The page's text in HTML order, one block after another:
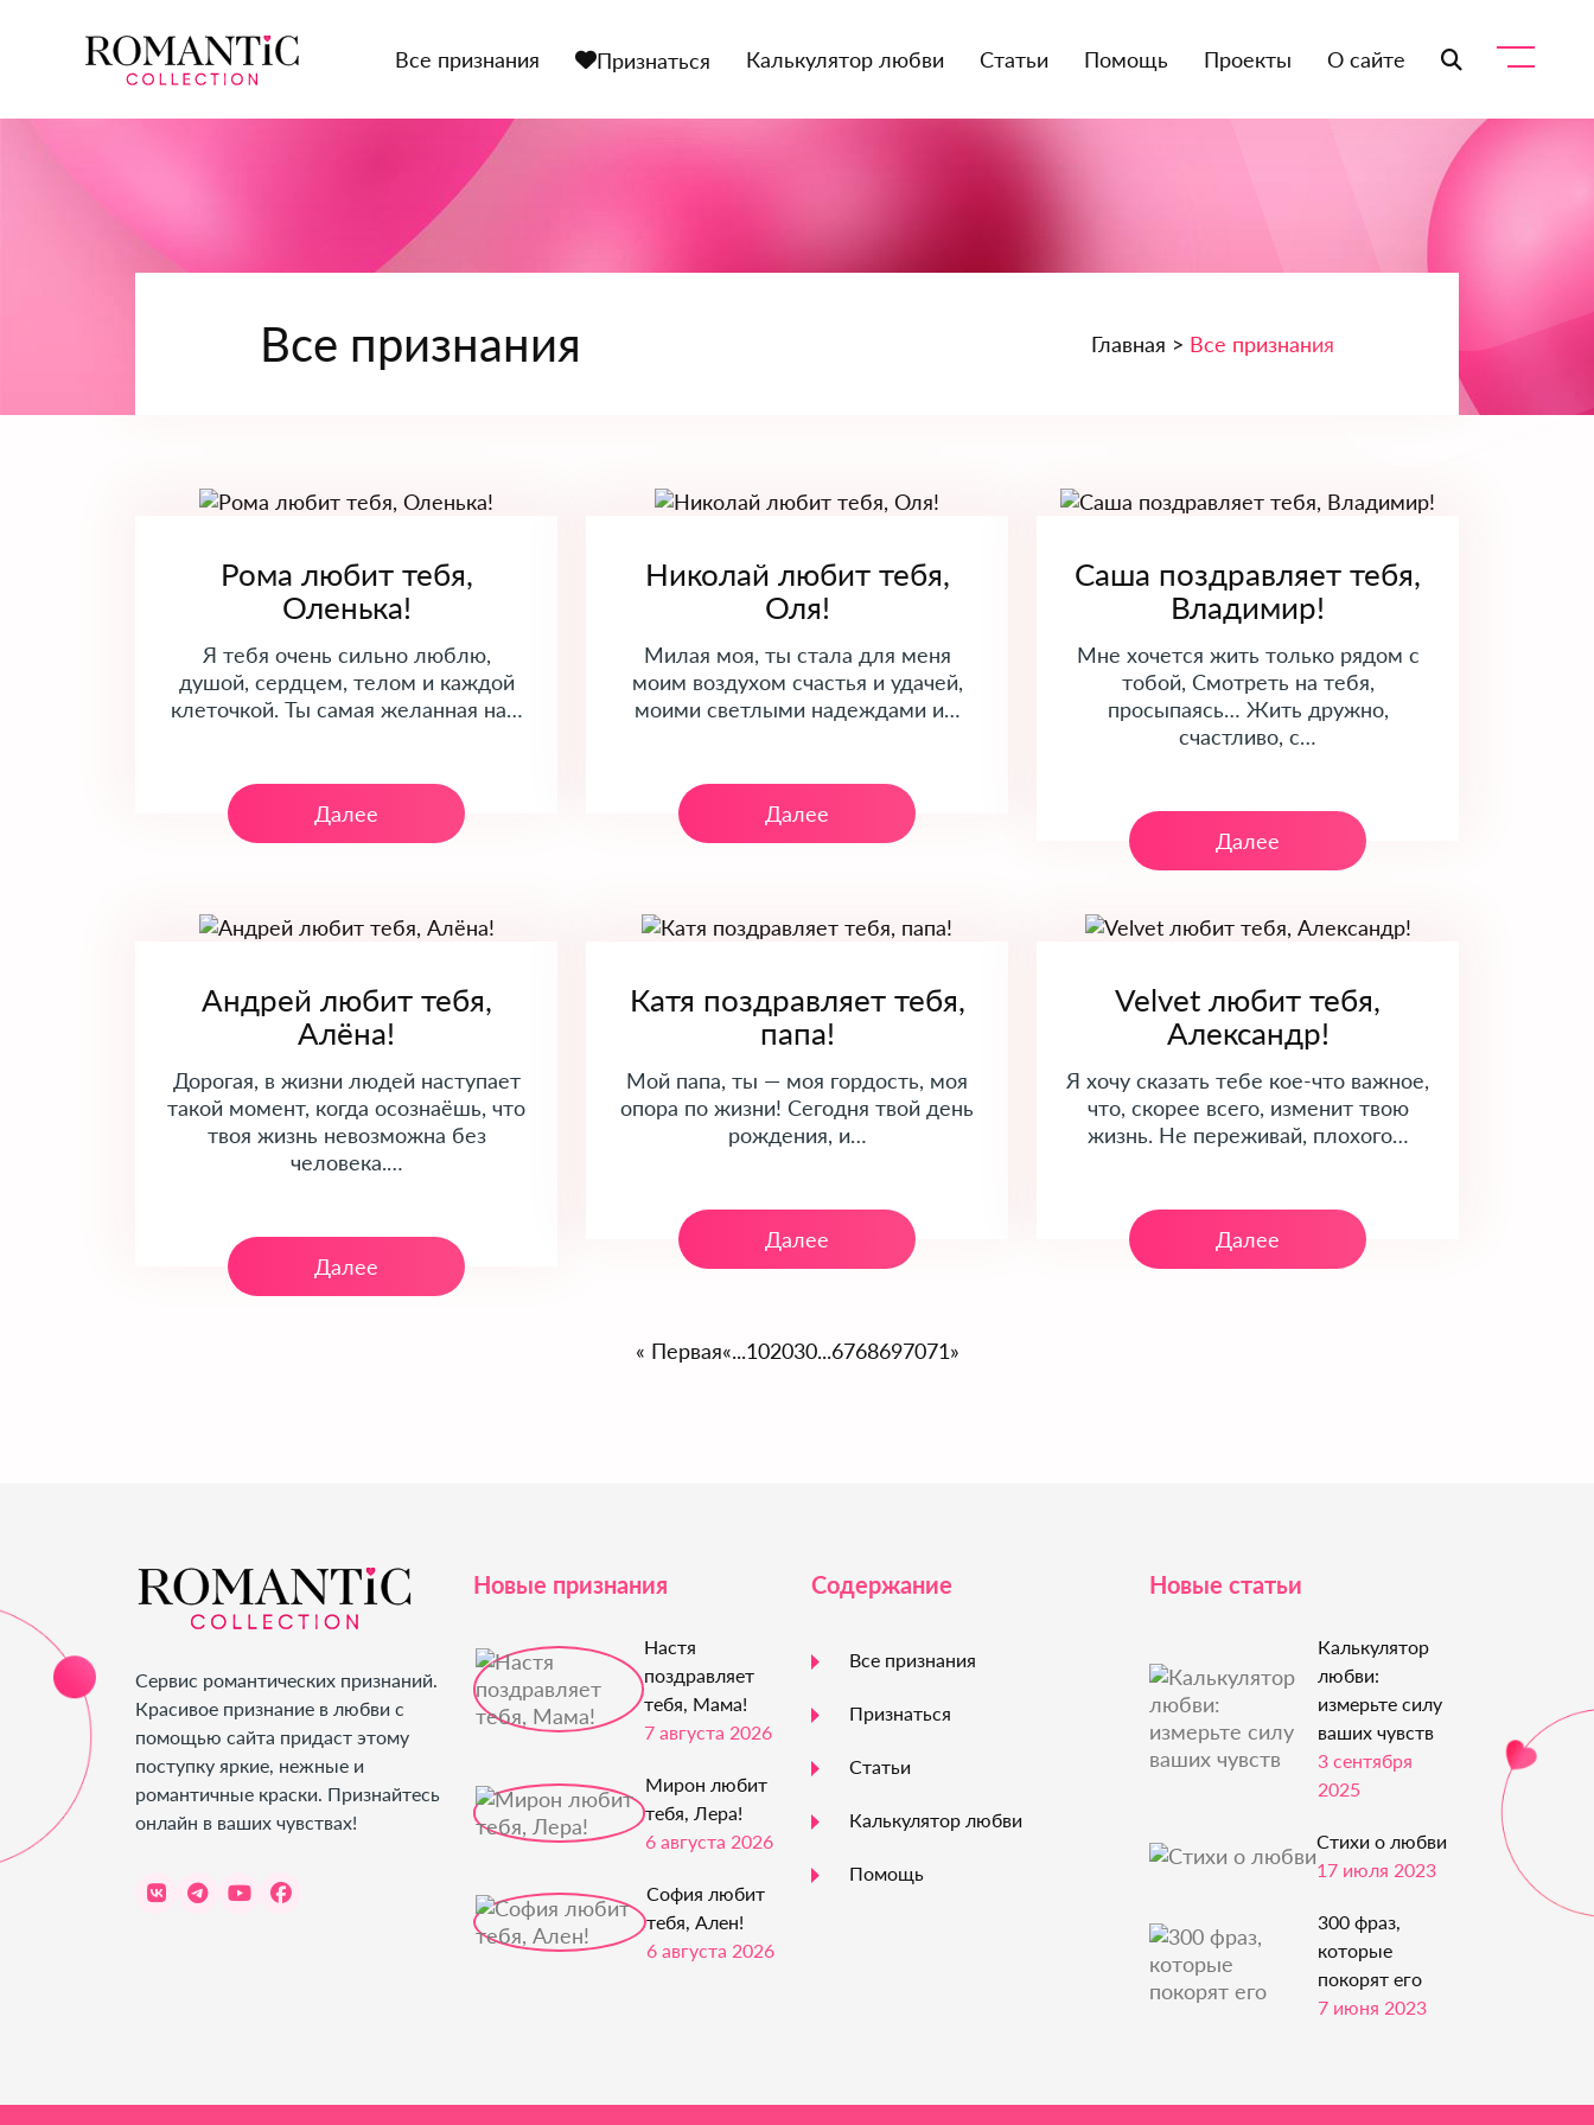
Все признания Признаться Калькулятор любви Статьи Помощь Проекты О сайте
Все признания Главная > Все признания
Рома любит тебя,
Оленька!
Я тебя очень сильно люблю,
душой, сердцем, телом и каждой
клеточкой. Ты самая желанная на…
Далее
Николай любит тебя,
Оля!
Милая моя, ты стала для меня
моим воздухом счастья и удачей,
моими светлыми надеждами и…
Далее
Саша поздравляет тебя,
Владимир!
Мне хочется жить только рядом с
тобой, Смотреть на тебя,
просыпаясь… Жить дружно,
счастливо, с…
Далее
Андрей любит тебя,
Алёна!
Дорогая, в жизни людей наступает
такой момент, когда осознаёшь, что
твоя жизнь невозможна без
человека.…
Далее
Катя поздравляет тебя,
папа!
Мой папа, ты ― моя гордость, моя
опора по жизни! Сегодня твой день
рождения, и…
Далее
Velvet любит тебя,
Александр!
Я хочу сказать тебе кое-что важное,
что, скорее всего, изменит твою
жизнь. Не переживай, плохого…
Далее
« Первая«...102030...6768697071»
Сервис романтических признаний.
Красивое признание в любви с
помощью сайта придаст этому
поступку яркие, нежные и
романтичные краски. Признайтесь
онлайн в ваших чувствах!
Новые признания
Настя
поздравляет
тебя, Мама!
7 августа 2026
Мирон любит
тебя, Лера!
6 августа 2026
София любит
тебя, Ален!
6 августа 2026
Содержание
Все признания
Признаться
Статьи
Калькулятор любви
Помощь
Новые статьи
Калькулятор
любви:
измерьте силу
ваших чувств
3 сентября
2025
Стихи о любви
17 июля 2023
300 фраз,
которые
покорят его
7 июня 2023